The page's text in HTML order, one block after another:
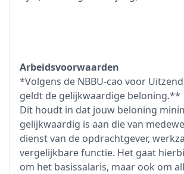
Arbeidsvoorwaarden
*Volgens de NBBU-cao voor
geldt de gelijkwaardige beloning.**
Dit houdt in dat jouw beloning
gelijkwaardig is aan die van
dienst van de opdrachtgever,
vergelijkbare functie. Het gaat
om het basissalaris, maar ook om